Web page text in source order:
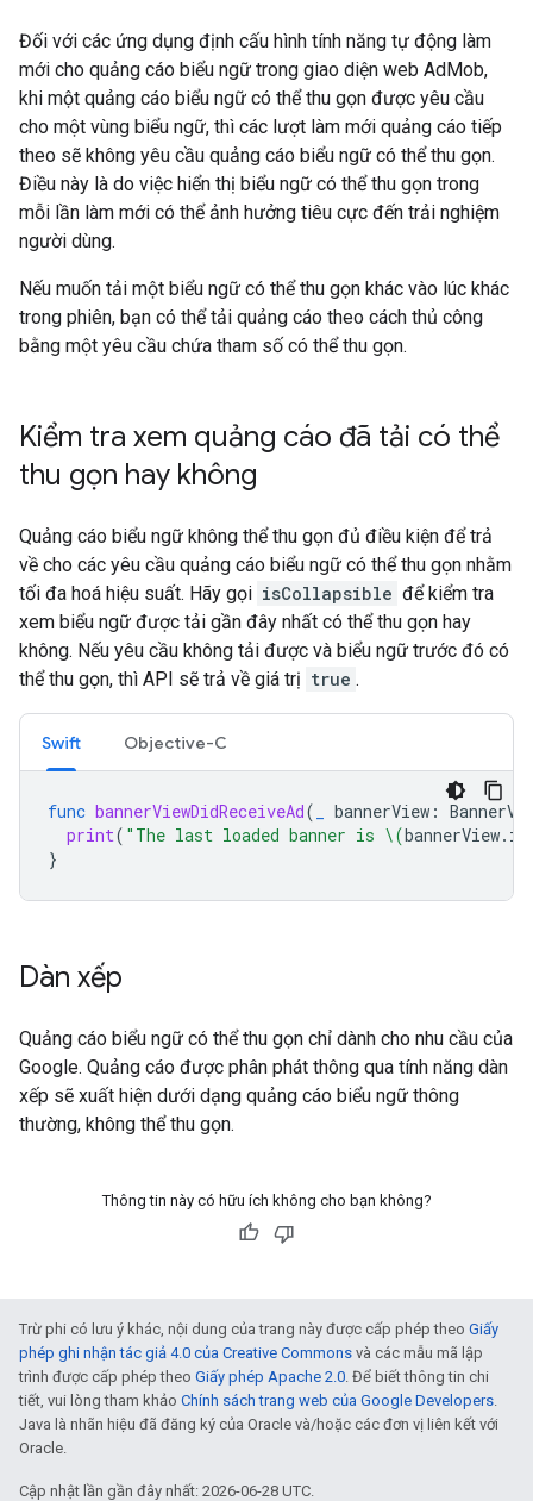
Đối với các ứng dụng định cấu hình tính năng tự động làm
mới cho quảng cáo biểu ngữ trong giao diện web AdMob,
khi một quảng cáo biểu ngữ có thể thu gọn được yêu cầu
cho một vùng biểu ngữ, thì các lượt làm mới quảng cáo tiếp
theo sẽ không yêu cầu quảng cáo biểu ngữ có thể thu gọn.
Điều này là do việc hiển thị biểu ngữ có thể thu gọn trong
mỗi lần làm mới có thể ảnh hưởng tiêu cực đến trải nghiệm
người dùng.
Nếu muốn tải một biểu ngữ có thể thu gọn khác vào lúc khác
trong phiên, bạn có thể tải quảng cáo theo cách thủ công
bằng một yêu cầu chứa tham số có thể thu gọn.
Kiểm tra xem quảng cáo đã tải có thể
thu gọn hay không
Quảng cáo biểu ngữ không thể thu gọn đủ điều kiện để trả
về cho các yêu cầu quảng cáo biểu ngữ có thể thu gọn nhằm
tối đa hoá hiệu suất. Hãy gọi isCollapsible để kiểm tra
xem biểu ngữ được tải gần đây nhất có thể thu gọn hay
không. Nếu yêu cầu không tải được và biểu ngữ trước đó có
thể thu gọn, thì API sẽ trả về giá trị true .
Swift Objective-C
func bannerViewDidReceiveAd( bannerView :
print( "The last loaded banner is \(bannerView.
}
Dàn xếp
Quảng cáo biểu ngữ có thể thu gọn chỉ dành cho nhu cầu của
Google. Quảng cáo được phân phát thông qua tính năng dàn
xếp sẽ xuất hiện dưới dạng quảng cáo biểu ngữ thông
thường, không thể thu gọn.
Thông tin này có hữu ích không cho bạn không?
Trừ phi có lưu ý khác, nội dung của trang này được cấp phép theo Giấy
phép ghi nhận tác giả 4.0 của Creative Commons và các mẫu mã lập
trình được cấp phép theo Giấy phép Apache 2.0 . Để biết thông tin chi
tiết, vui lòng tham khảo Chính sách trang web của Google Developers
Java là nhãn hiệu đã đăng ký của Oracle và/hoặc các đơn vị liên kết với
Oracle.
Cập nhật lần gần đây nhất: 2026-06-28 UTC.